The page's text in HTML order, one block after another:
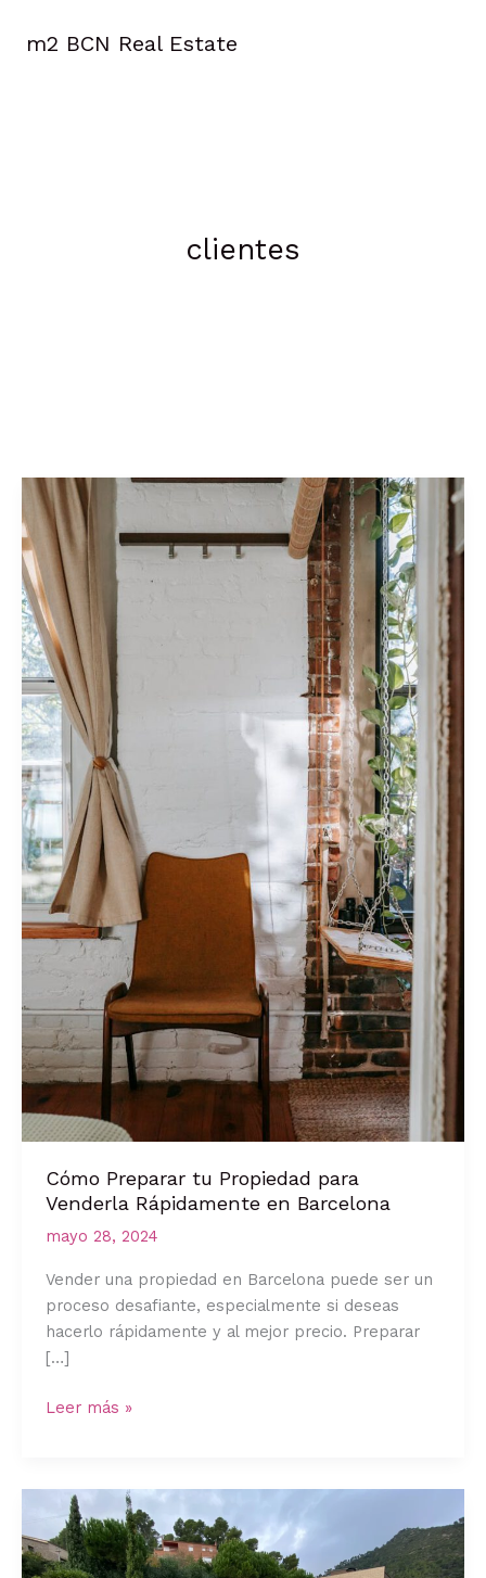
m2 BCN Real Estate
clientes
Cómo Preparar tu Propiedad para
Venderla Rápidamente en Barcelona
mayo 28, 2024
Vender una propiedad en Barcelona puede ser un
proceso desafiante, especialmente si deseas
hacerlo rápidamente y al mejor precio. Preparar
[…]
Cómo
Propiedad
para
Venderla
Rápidamente
Leer más »